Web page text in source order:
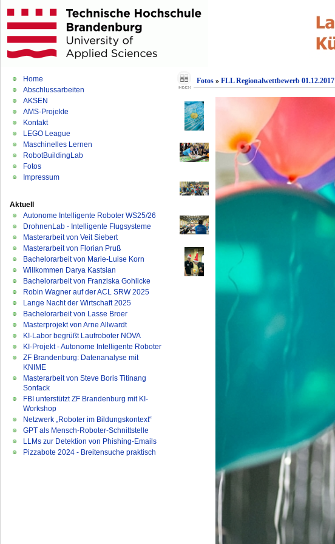
Home
Abschlussarbeiten
AKSEN
AMS-Projekte
Kontakt
LEGO League
Maschinelles Lernen
RobotBuildingLab
Fotos
Impressum
Aktuell
Autonome Intelligente Roboter WS25/26
DrohnenLab - Intelligente Flugsysteme
Masterarbeit von Veit Siebert
Masterarbeit von Florian Pruß
Bachelorarbeit von Marie-Luise Korn
Willkommen Darya Kastsian
Bachelorarbeit von Franziska Gohlicke
Robin Wagner auf der ACL SRW 2025
Lange Nacht der Wirtschaft 2025
Bachelorarbeit von Lasse Broer
Masterprojekt von Arne Allwardt
KI-Labor begrüßt Laufroboter NOVA
KI-Projekt - Autonome Intelligente Roboter
ZF Brandenburg: Datenanalyse mit
KNIME
Masterarbeit von Steve Boris Titinang
Sonfack
FBI unterstützt ZF Brandenburg mit KI-
Workshop
Netzwerk „Roboter im Bildungskontext“
GPT als Mensch-Roboter-Schnittstelle
LLMs zur Detektion von Phishing-Emails
Pizzabote 2024 - Breitensuche praktisch
Fotos »FLL Regionalwettbewerb 01.12.2017